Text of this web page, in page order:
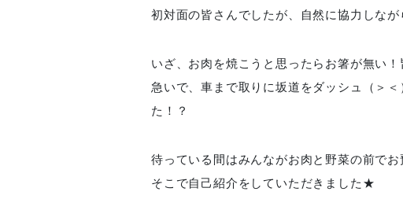
初対面の皆さんでしたが、自然に協力しなが
いざ、お肉を焼こうと思ったらお箸が無い
急いで、車まで取りに坂道をダッシュ（＞
た！？
待っている間はみんながお肉と野菜の前でお
そこで自己紹介をしていただきました★